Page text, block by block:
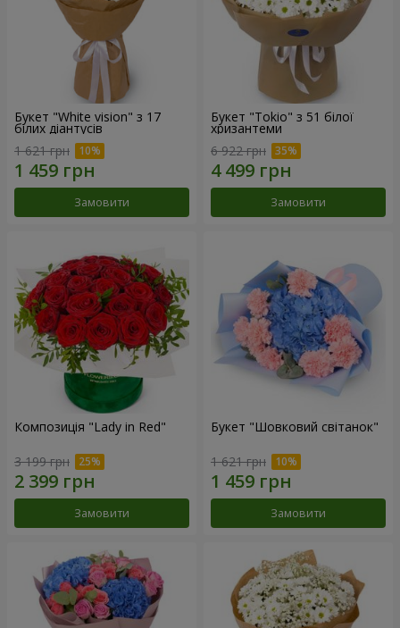
Букет "White vision" з 17
білих діантусів
1 621 грн
Замовити
Букет "Tokio" з 51 білої
хризантеми
6 922 грн
Замовити
Композиція "Lady in Red"
3 199 грн
Замовити
Букет "Шовковий світанок"
1 621 грн
Замовити